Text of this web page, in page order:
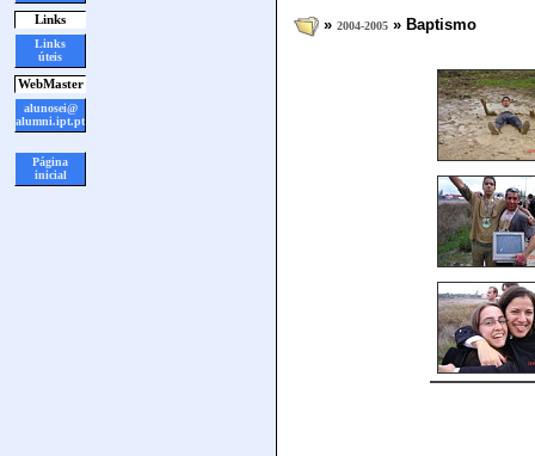
Links
Links
úteis
WebMaster
alunosei@
alumni.ipt.pt
Página
inicial
» 2004-2005 » Baptismo